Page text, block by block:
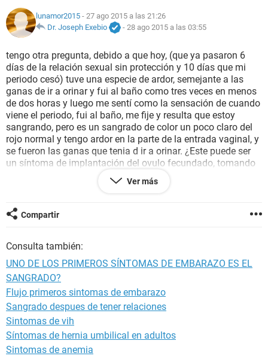
NUTRICIÓN
SEXUALIDAD
GLOSARIO
lunamor2015 - 27 ago 2015 a las 21:26
Dr. Joseph Exebio
- 28 ago 2015 a las 03:55
tengo otra pregunta, debido a que hoy, (que ya pasaron 6
días de la relación sexual sin protección y 10 días que mi
periodo cesó) tuve una especie de ardor, semejante a las
ganas de ir a orinar y fui al baño como tres veces en menos
de dos horas y luego me sentí como la sensación de cuando
viene el periodo, fui al baño, me fije y resulta que estoy
sangrando, pero es un sangrado de color un poco claro del
rojo normal y tengo ardor en la parte de la entrada vaginal, y
se fueron las ganas que tenia d ir a orinar. ¿Este puede ser
un síntoma de implantación del ovulo fecundado, tomando
en cuenta que solo pasaron 6 días después de la relación
sexual sin protección y 10 días que ceso mi periodo?,
Ver más
Compartir
Consulta también:
UNO DE LOS PRIMEROS SÍNTOMAS DE EMBARAZO ES EL
SANGRADO?
Flujo primeros sintomas de embarazo
Sangrado despues de tener relaciones
Sintomas de vih
Síntomas de hernia umbilical en adultos
Sintomas de anemia